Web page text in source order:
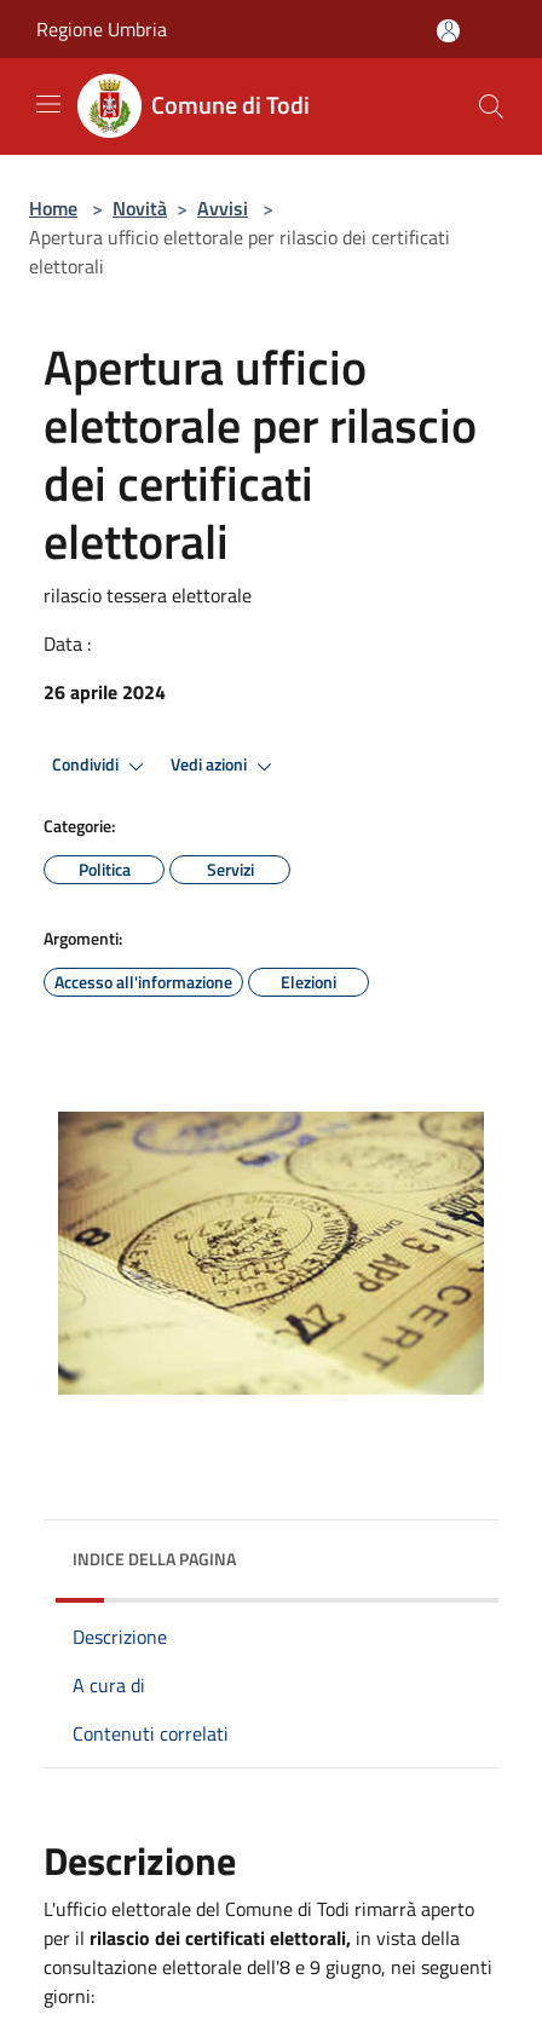
Regione Umbria
Comune di Todi
Home > Novità > Avvisi >
Apertura ufficio elettorale per rilascio dei certificati
elettorali
Apertura ufficio
elettorale per rilascio
dei certificati
elettorali
rilascio tessera elettorale
Data :
26 aprile 2024
Condividi Vedi azioni
Categorie:
Politica
Servizi
Argomenti:
Accesso all'informazione
Elezioni
INDICE DELLA PAGINA
Descrizione
A cura di
Contenuti correlati
Descrizione
L'ufficio elettorale del Comune di Todi rimarrà aperto
per il rilascio dei certificati elettorali, in vista della
consultazione elettorale dell'8 e 9 giugno, nei seguenti
giorni: